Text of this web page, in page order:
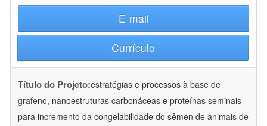
E-mail
Currículo
Título do Projeto:estratégias e processos à base de
grafeno, nanoestruturas carbonáceas e proteínas seminais
para incremento da congelabilidade do sêmen de animais de